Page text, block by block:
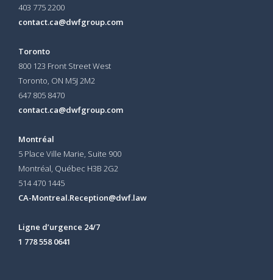
403 775 2200
contact.ca@dwfgroup.com
Toronto
800 123 Front Street West
Toronto, ON M5J 2M2
647 805 8470
contact.ca@dwfgroup.com
Montréal
5 Place Ville Marie, Suite 900
Montréal, Québec H3B 2G2
514 470 1445
CA-Montreal.Reception@dwf.law
Ligne d’urgence 24/7
1 778 558 0641